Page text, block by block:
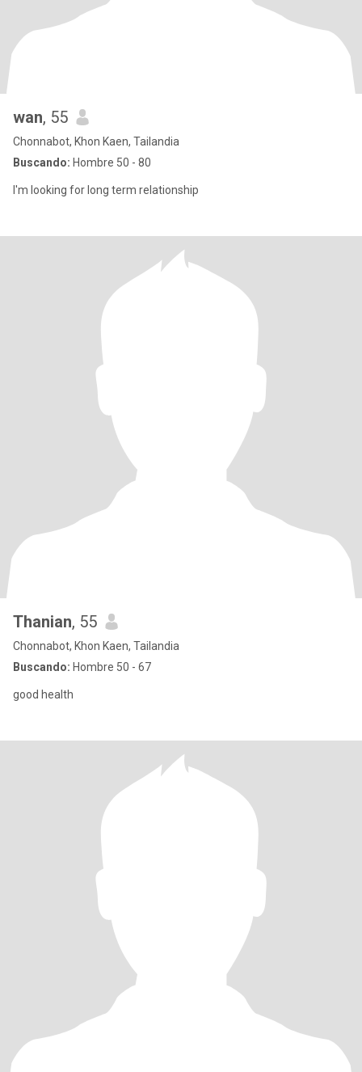
wan, 55
Chonnabot, Khon Kaen, Tailandia
Buscando: Hombre 50 - 80
I'm looking for long term relationship
Thanian, 55
Chonnabot, Khon Kaen, Tailandia
Buscando: Hombre 50 - 67
good health